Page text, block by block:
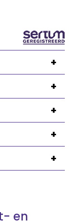
+
+
+
+
+
en